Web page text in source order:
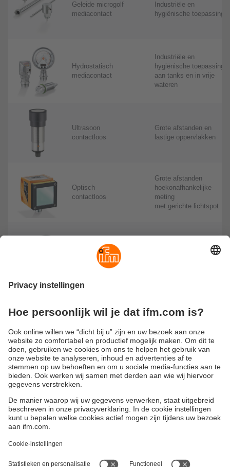
Geleide microgolf
mediacontact
Industriële en
hygiënische
Hydrostatisch
mediacontact
Industriële en
hygiënische
aan tanks en in vrije
wateren
Ultrasoon
contactloos
Grote afstanden en
lastige oppervlakken
Optisch
contactloos
Grote afstanden
hoekonafhankelijke
meting
met gerichte lichtspot
Optisch 3D
contactloos
volledigheidscontrole
Radar contactloos
Industriële en
hygiënische
* Duitse waterhuishoudingswet
Duurzaamheid
Algemene verkoop- en leveringsvoorwaarden